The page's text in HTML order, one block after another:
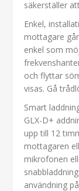
säkerställer
Enkel,
mottagare
enkel som
och flyttar
visas. Gå
Smart
GLX-D+
upp till 12
mottagaren
mikrofonen
användning